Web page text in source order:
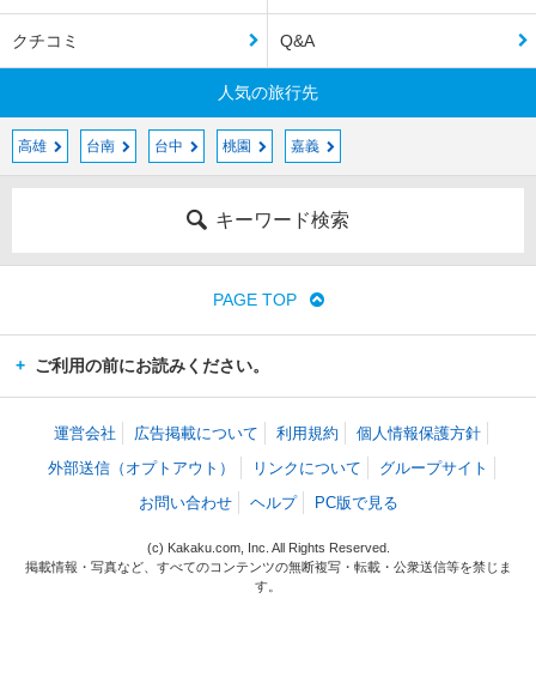
クチコミ Q&A
人気の旅行先
高雄 台南 台中 桃園 嘉義
キーワード検索
PAGE TOP
ご利用の前にお読みください。
運営会社 広告掲載について 利用規約
個人情報保護方針
外部送信（オプトアウト）
リンクについて
グループサイト
お問い合わせ
ヘルプ PC版で見る
(c) Kakaku.com, Inc. All Rights Reserved.
掲載情報・写真など、すべてのコンテンツの無断複写・転載・公衆送信等を禁じま
す。